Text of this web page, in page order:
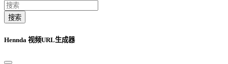
搜索
Hennda 视频URL生成器